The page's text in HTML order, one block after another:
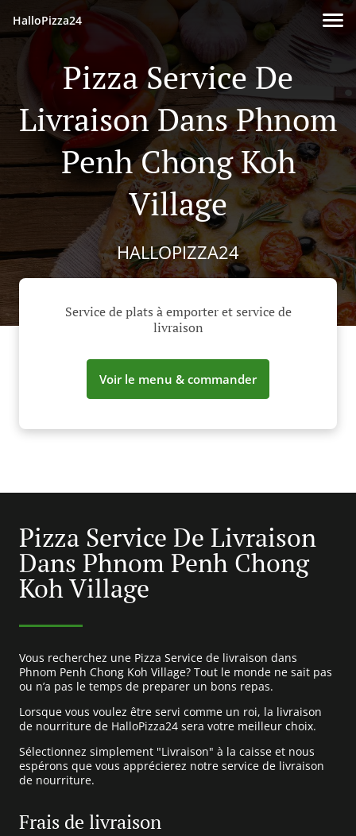
HalloPizza24
Pizza Service De
Livraison Dans Phnom
Penh Chong Koh
Village
HALLOPIZZA24
Service de plats à emporter et service de
livraison
Voir le menu & commander
Pizza Service De Livraison
Dans Phnom Penh Chong
Koh Village
Vous recherchez une Pizza Service de livraison dans
Phnom Penh Chong Koh Village? Tout le monde ne sait pas
ou n’a pas le temps de preparer un bons repas.
Lorsque vous voulez être servi comme un roi, la livraison
de nourriture de HalloPizza24 sera votre meilleur choix.
Sélectionnez simplement "Livraison" à la caisse et nous
espérons que vous apprécierez notre service de livraison
de nourriture.
Frais de livraison